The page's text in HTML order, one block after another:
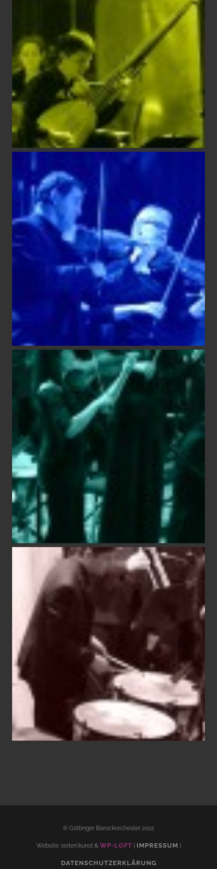
© Göttinger Barockorchester 2022
Website: seiten:kunst & WP-LOFT IMPRESSUM
DATENSCHUTZERKLÄRUNG